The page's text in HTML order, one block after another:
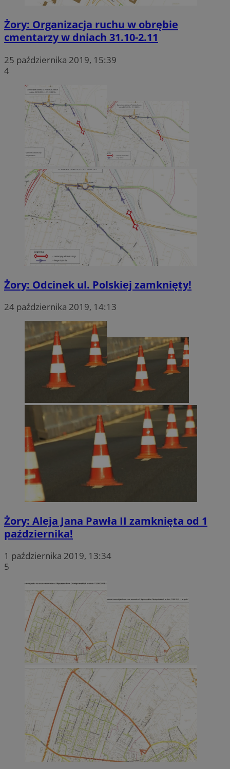
Żory: Organizacja ruchu w obrębie
cmentarzy w dniach 31.10-2.11
25 października 2019, 15:39
4
Żory: Odcinek ul. Polskiej zamknięty!
24 października 2019, 14:13
Żory: Aleja Jana Pawła II zamknięta od 1
października!
1 października 2019, 13:34
5